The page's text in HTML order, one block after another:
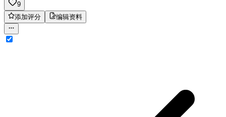
9
添加评分
编辑资料